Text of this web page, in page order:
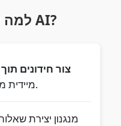
למה יוצר החידונים AI?
צור חידונים
מיידית מהתוכן שלך.